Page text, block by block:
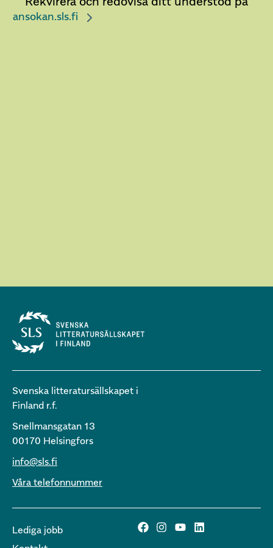
ansokan.sls.fi
Svenska litteratursällskapet i
Finland r.f.
Snellmansgatan 13
00170 Helsingfors
info@sls.fi
Våra telefonnummer
Lediga jobb